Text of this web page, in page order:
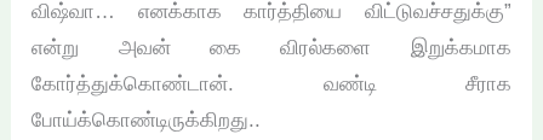
விஷ்வா… எனக்காக கார்த்தியை விட்டுவச்சதுக்கு”
என்று அவன் கை விரல்களை இறுக்கமாக
கோர்த்துக்கொண்டான். வண்டி சீராக
போய்க்கொண்டிருக்கிறது..